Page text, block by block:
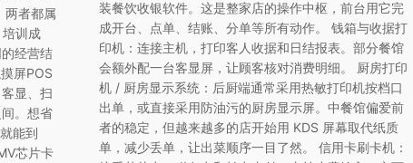
两者都属
训成
经营结
屏POS
显、扫
。想省
能到
芯片卡
装餐饮收银软件。这是整家店的操作中枢，前台用它完
成开台、点单、结账、分单等所有动作。 钱箱与收据打
印机：连接主机，打印客人收据和日结报表。部分餐馆
会额外配一台客显屏，让顾客核对消费明细。 厨房打印
机 / 厨房显示系统：后厨端通常采用热敏打印机按档口
出单，或直接采用防油污的厨房显示屏。中餐馆偏爱前
者的稳定，但越来越多的店开始用 KDS 屏幕取代纸质
单，减少丢单，让出菜顺序一目了然。 信用卡刷卡机：